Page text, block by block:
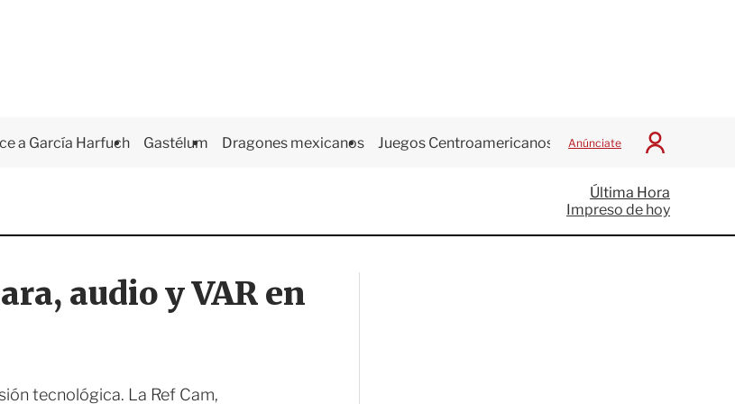
a García Harfuch Gastélum Dragones mexicanos Juegos Centroamericanos Anúnciate
I
c
i
a
Última Hora
Impreso de hoy
audio y VAR en
tecnológica. La Ref Cam,